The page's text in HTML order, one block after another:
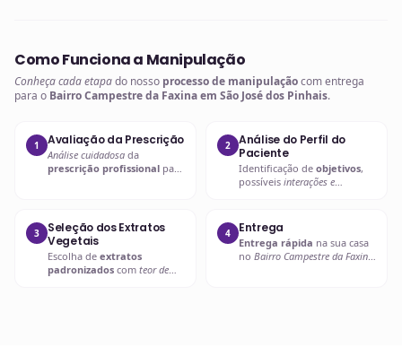
Como Funciona a Manipulação
Conheça cada etapado nosso processo de manipulaçãocom entrega
para o Bairro Campestre da Faxina em São José dos Pinhais.
1 Avaliação da Prescrição
Análise cuidadosa da
prescrição profissional para
2
Análise do Perfil do
Paciente
Identificação de objetivos,
possíveis interações e
3
Seleção dos Extratos
Vegetais
Escolha de extratos
padronizados com teor de
4 Entrega
Entrega rápida na sua casa
no Bairro Campestre da Faxina